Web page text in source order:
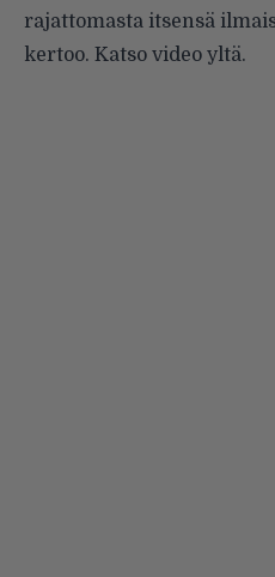
rajattomasta itsensä
kertoo. Katso video yltä.